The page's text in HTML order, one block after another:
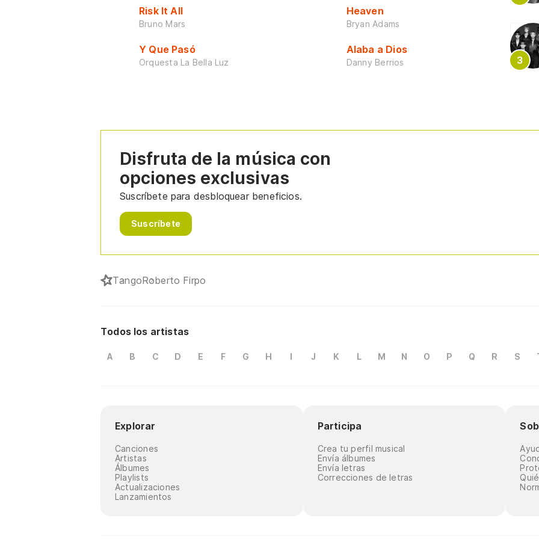
Risk It All
Bruno Mars
Y Que Pasó
Orquesta La Bella Luz
Heaven
Bryan Adams
Alaba a Dios
Danny Berrios
Disfruta de la música con
opciones exclusivas
Suscríbete para desbloquear beneficios.
Suscríbete
TangoRoberto Firpo
Todos los artistas
A B C D E F G H I J K L M N O P Q R S
Explorar
Canciones
Artistas
Álbumes
Playlists
Actualizaciones
Lanzamientos
Participa
Crea tu perfil musical
Envía álbumes
Envía letras
Correcciones de letras